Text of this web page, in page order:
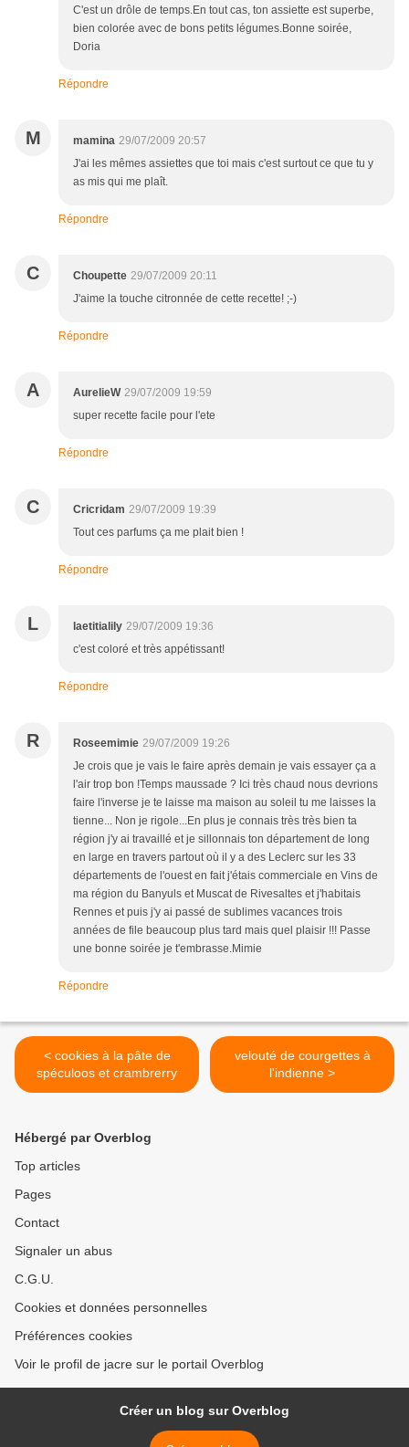
C'est un drôle de temps.En tout cas, ton assiette est superbe,
bien colorée avec de bons petits légumes.Bonne soirée,
Doria
Répondre
M mamina 29/07/2009 20:57
J'ai les mêmes assiettes que toi mais c'est surtout ce que tu y
as mis qui me plaît.
Répondre
C Choupette 29/07/2009 20:11
J'aime la touche citronnée de cette recette! ;-)
Répondre
A AurelieW 29/07/2009 19:59
super recette facile pour l'ete
Répondre
C Cricridam 29/07/2009 19:39
Tout ces parfums ça me plait bien !
Répondre
L laetitialily 29/07/2009 19:36
c'est coloré et très appétissant!
Répondre
R Roseemimie 29/07/2009 19:26
Je crois que je vais le faire après demain je vais essayer ça a
l'air trop bon !Temps maussade ? Ici très chaud nous devrions
faire l'inverse je te laisse ma maison au soleil tu me laisses la
tienne... Non je rigole...En plus je connais très très bien ta
région j'y ai travaillé et je sillonnais ton département de long
en large en travers partout où il y a des Leclerc sur les 33
départements de l'ouest en fait j'étais commerciale en Vins de
ma région du Banyuls et Muscat de Rivesaltes et j'habitais
Rennes et puis j'y ai passé de sublimes vacances trois
années de file beaucoup plus tard mais quel plaisir !!! Passe
une bonne soirée je t'embrasse.Mimie
Répondre
< cookies à la pâte de
spéculoos et crambrerry
velouté de courgettes à
l'indienne >
Hébergé par Overblog
Top articles
Pages
Contact
Signaler un abus
C.G.U.
Cookies et données personnelles
Préférences cookies
Voir le profil de jacre sur le portail Overblog
Créer un blog sur Overblog